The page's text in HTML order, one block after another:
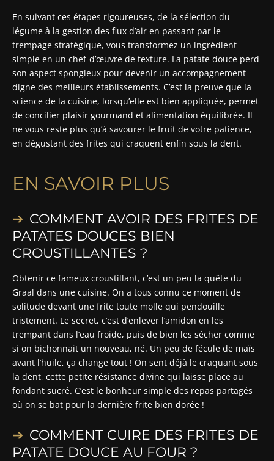
En suivant ces étapes rigoureuses, de la sélection du
légume à la gestion des flux d’air en passant par le
trempage stratégique, vous transformez un ingrédient
simple en un chef-d’œuvre de texture. La patate douce perd
son aspect spongieux pour devenir un accompagnement
digne des meilleurs établissements. C’est la preuve que la
science de la cuisine, lorsqu’elle est bien appliquée, permet
de concilier plaisir gourmand et alimentation équilibrée. Il
ne vous reste plus qu’à savourer le fruit de votre patience,
en dégustant des frites qui craquent enfin sous la dent.
EN SAVOIR PLUS
COMMENT AVOIR DES FRITES DE
PATATES DOUCES BIEN
CROUSTILLANTES ?
Obtenir ce fameux croustillant, c’est un peu la quête du
Graal dans une cuisine. On a tous connu ce moment de
solitude devant une frite toute molle qui pendouille
tristement. Le secret, c’est d’enlever l’amidon en les
trempant dans l’eau froide, puis de bien les sécher comme
si on bichonnait un nouveau, né. Un peu de fécule de maïs
avant l’huile, ça change tout ! On sent déjà le craquant sous
la dent, cette petite résistance divine qui laisse place au
fondant sucré. C’est le bonheur simple des repas partagés
où on se bat pour la dernière frite bien dorée !
COMMENT CUIRE DES FRITES DE
PATATE DOUCE AU FOUR ?